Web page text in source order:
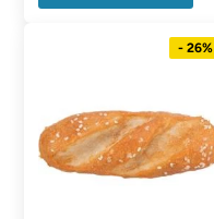
- 26%